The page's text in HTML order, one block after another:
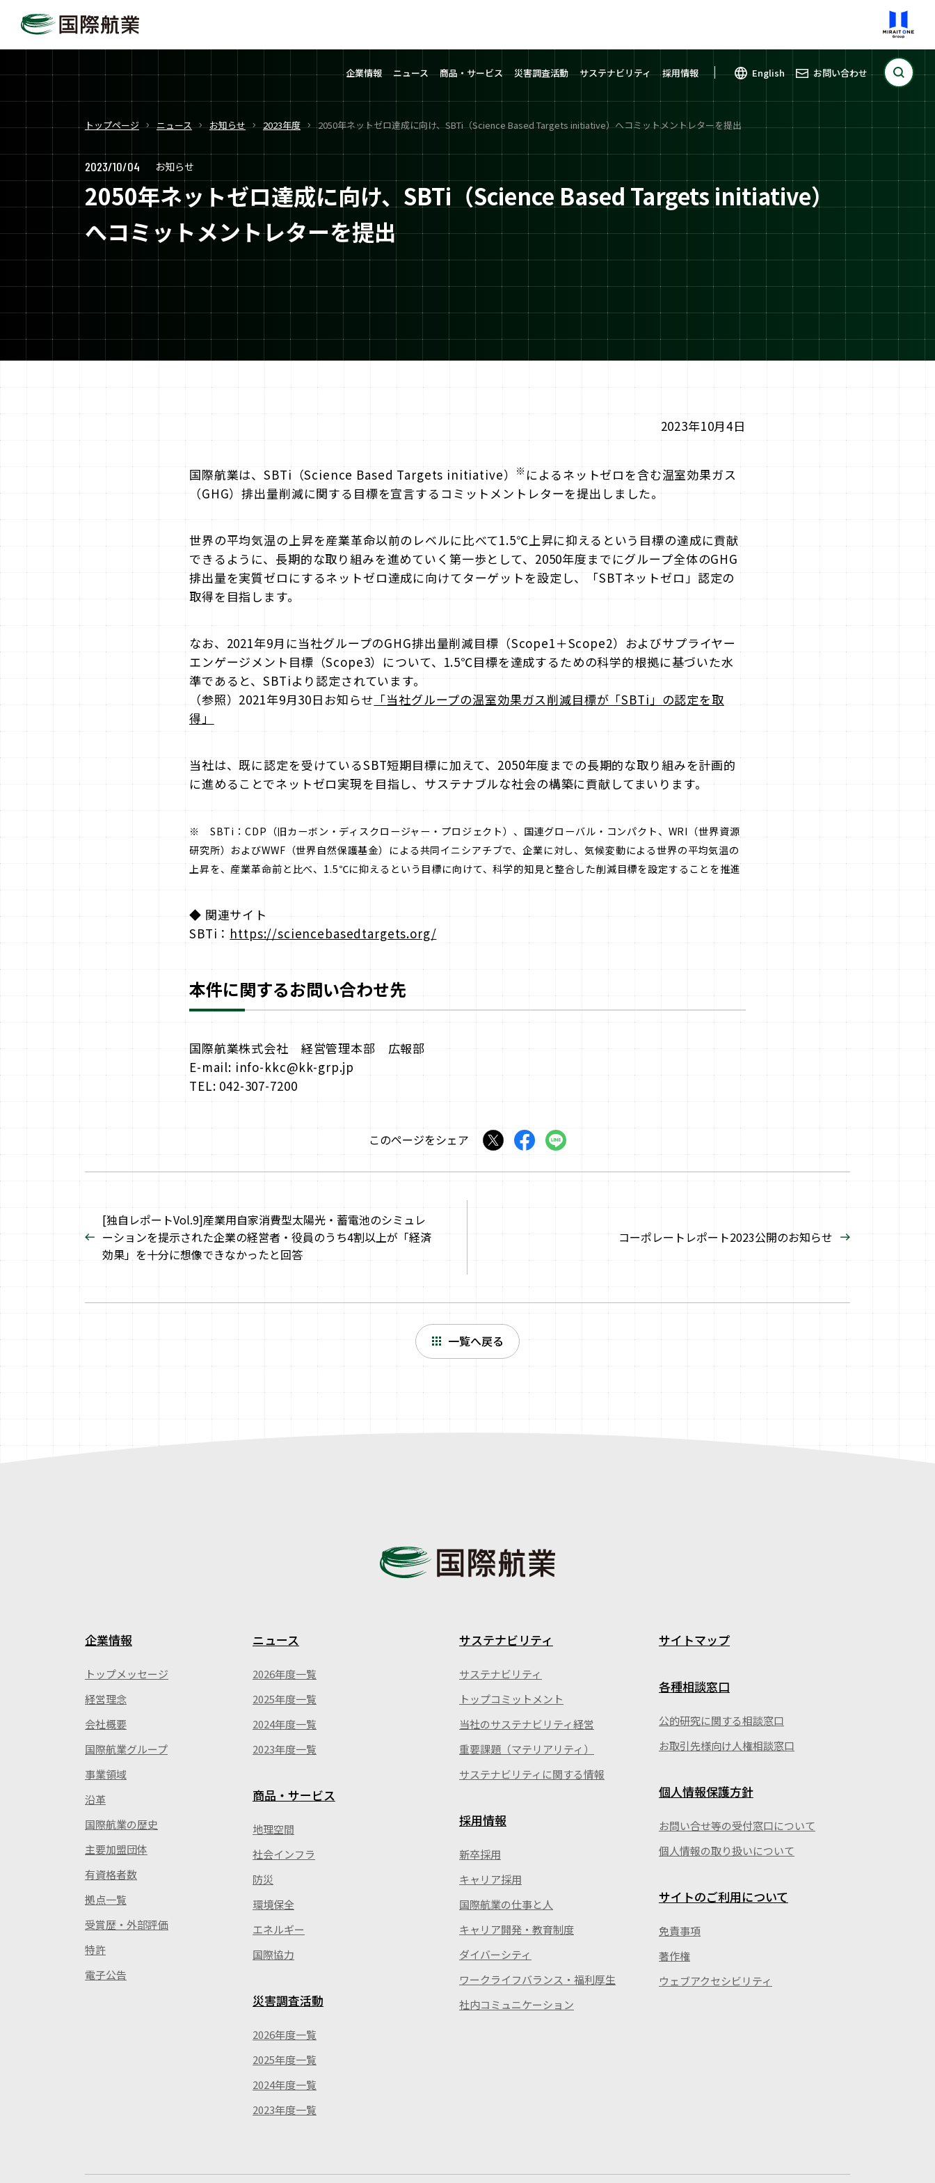
企業情報 ニュース 商品・サービス 災害調査活動 サステナビリティ 採用情報 English お問い合わせ
トップページ ニュース お知らせ 2023年度 2050年ネットゼロ達成に向け、SBTi（Science Based Targets initiative）へコミットメントレターを提出
2023/10/04 お知らせ
2050年ネットゼロ達成に向け、SBTi（Science Based Targets initiative）
へコミットメントレターを提出
2023年10月4日
国際航業は、SBTi（Science Based Targets initiative） ※ によるネットゼロを含む温室効果ガス
（GHG）排出量削減に関する目標を宣言するコミットメントレターを提出しました。
世界の平均気温の上昇を産業革命以前のレベルに比べて1.5℃上昇に抑えるという目標の達成に貢献
できるように、長期的な取り組みを進めていく第一歩として、2050年度までにグループ全体のGHG
排出量を実質ゼロにするネットゼロ達成に向けてターゲットを設定し、「SBTネットゼロ」認定の
取得を目指します。
なお、2021年9月に当社グループのGHG排出量削減目標（Scope1＋Scope2）およびサプライヤー
エンゲージメント目標（Scope3）について、1.5℃目標を達成するための科学的根拠に基づいた水
準であると、SBTiより認定されています。
（参照）2021年9月30日お知らせ 「当社グループの温室効果ガス削減目標が「SBTi」の認定を取
得」
当社は、既に認定を受けているSBT短期目標に加えて、2050年度までの長期的な取り組みを計画的
に進めることでネットゼロ実現を目指し、サステナブルな社会の構築に貢献してまいります。
※ SBTi：CDP（旧カーボン・ディスクロージャー・プロジェクト）、国連グローバル・コンパクト、WRI（世界資源
研究所）およびWWF（世界自然保護基金）による共同イニシアチブで、企業に対し、気候変動による世界の平均気温の
上昇を、産業革命前と比べ、1.5℃に抑えるという目標に向けて、科学的知見と整合した削減目標を設定することを推進
◆ 関連サイト
SBTi： https://sciencebasedtargets.org/
本件に関するお問い合わせ先
国際航業株式会社 経営管理本部 広報部
E-mail: info-kkc@kk-grp.jp
TEL: 042-307-7200
このページをシェア
[独自レポートVol.9]産業用自家消費型太陽光・蓄電池のシミュレ
ーションを提示された企業の経営者・役員のうち4割以上が「経済
効果」を十分に想像できなかったと回答
コーポレートレポート2023公開のお知らせ
一覧へ戻る
企業情報
トップメッセージ
経営理念
会社概要
国際航業グループ
事業領域
沿革
国際航業の歴史
主要加盟団体
有資格者数
拠点一覧
受賞歴・外部評価
特許
電子公告
ニュース
2026年度一覧
2025年度一覧
2024年度一覧
2023年度一覧
商品・サービス
地理空間
社会インフラ
防災
環境保全
エネルギー
国際協力
災害調査活動
2026年度一覧
2025年度一覧
2024年度一覧
2023年度一覧
サステナビリティ
サステナビリティ
トップコミットメント
当社のサステナビリティ経営
重要課題（マテリアリティ）
サステナビリティに関する情報
採用情報
新卒採用
キャリア採用
国際航業の仕事と人
キャリア開発・教育制度
ダイバーシティ
ワークライフバランス・福利厚生
社内コミュニケーション
サイトマップ
各種相談窓口
公的研究に関する相談窓口
お取引先様向け人権相談窓口
個人情報保護方針
お問い合せ等の受付窓口について
個人情報の取り扱いについて
サイトのご利用について
免責事項
著作権
ウェブアクセシビリティ